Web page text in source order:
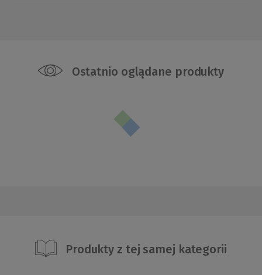
Ostatnio oglądane produkty
Produkty z tej samej kategorii